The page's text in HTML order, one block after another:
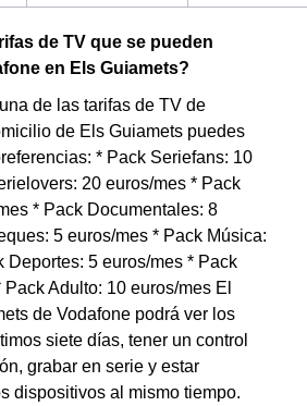
de TV que se pueden
en Els Guiamets?
de las tarifas de TV de
de Els Guiamets puedes
* Pack Seriefans: 10
20 euros/mes * Pack
* Pack Documentales: 8
5 euros/mes * Pack Música:
Deportes: 5 euros/mes * Pack
Adulto: 10 euros/mes El
de Vodafone podrá ver los
siete días, tener un control
grabar en serie y estar
dispositivos al mismo tiempo.